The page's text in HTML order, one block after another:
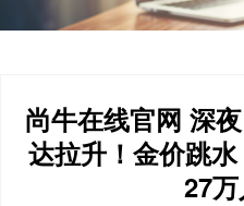
尚牛在线官网 深
达拉升！金价跳
27